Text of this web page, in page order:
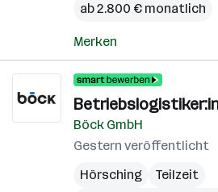
ab 2.800 € monatlich
Merken
Betriebslogistiker:in
Böck GmbH
Gestern veröffentlicht
Hörsching
Teilzeit